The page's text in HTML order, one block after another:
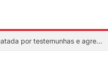
Mulher faz sinal de socorro, é resgatada por testemunhas e agressor acaba preso em flagrante